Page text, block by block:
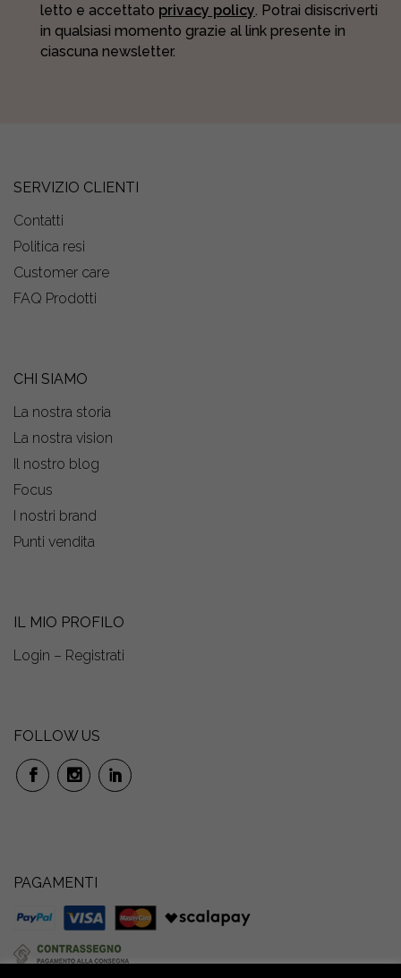
letto e accettato privacy policy. Potrai disiscriverti
in qualsiasi momento grazie al link presente in
ciascuna newsletter.
SERVIZIO CLIENTI
Contatti
Politica resi
Customer care
FAQ Prodotti
CHI SIAMO
La nostra storia
La nostra vision
Il nostro blog
Focus
I nostri brand
Punti vendita
IL MIO PROFILO
Login – Registrati
FOLLOW US
PAGAMENTI